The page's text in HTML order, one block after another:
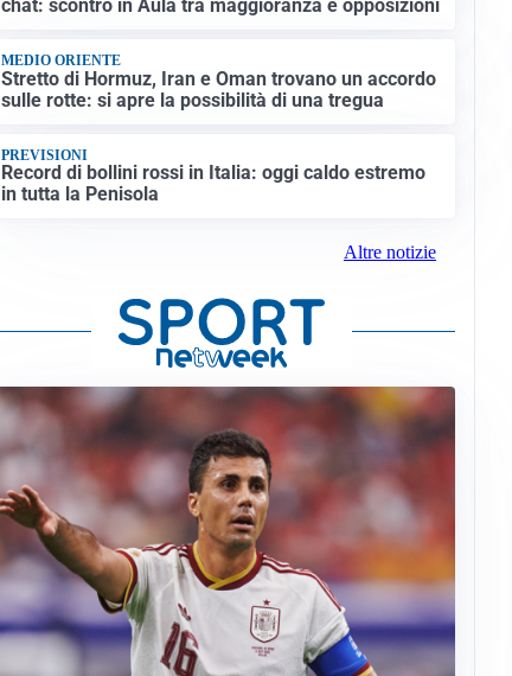
chat: scontro in Aula tra maggioranza e opposizioni
MEDIO ORIENTE
Stretto di Hormuz, Iran e Oman trovano un accordo
sulle rotte: si apre la possibilità di una tregua
PREVISIONI
Record di bollini rossi in Italia: oggi caldo estremo
in tutta la Penisola
Altre notizie